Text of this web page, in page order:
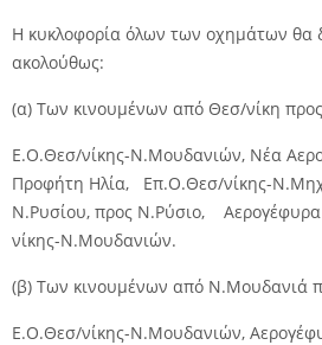
Η κυκλοφορία όλων των οχημάτων θα
ακολούθως:
(α) Των κινουμένων από Θεσ/νίκη
Ε.Ο.Θεσ/νίκης-Ν.Μουδανιών, Νέα
Προφήτη Ηλία, Επ.Ο.Θεσ/νίκης-
Ν.Ρυσίου, προς Ν.Ρύσιο,
νίκης-Ν.Μουδανιών.
(β) Των κινουμένων από Ν.Μουδανιά
Ε.Ο.Θεσ/νίκης-Ν.Μουδανιών,